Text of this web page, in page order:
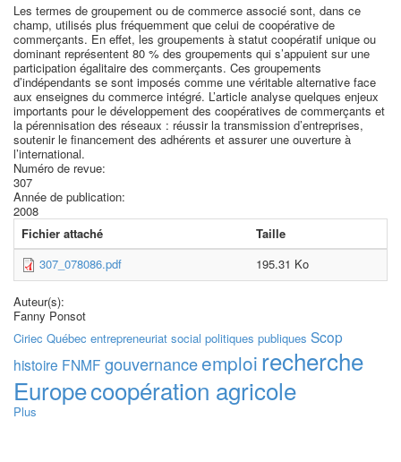
Les termes de groupement ou de commerce associé sont, dans ce
champ, utilisés plus fréquemment que celui de coopérative de
commerçants. En effet, les groupements à statut coopératif unique ou
dominant représentent 80 % des groupements qui s’appuient sur une
participation égalitaire des commerçants. Ces groupements
d’indépendants se sont imposés comme une véritable alternative face
aux enseignes du commerce intégré. L’article analyse quelques enjeux
importants pour le développement des coopératives de commerçants et
la pérennisation des réseaux : réussir la transmission d’entreprises,
soutenir le financement des adhérents et assurer une ouverture à
l’international.
Numéro de revue:
307
Année de publication:
2008
Fichier attaché
Taille
307_078086.pdf
195.31 Ko
Auteur(s):
Fanny Ponsot
Ciriec Québec entrepreneuriat social politiques publiques Scop
histoire FNMF gouvernanceemploi recherche
Europecoopération agricole
Plus